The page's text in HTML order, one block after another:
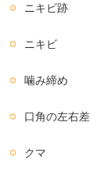
ニキビ跡
ニキビ
噛み締め
口角の左右差
クマ